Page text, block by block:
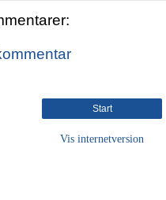
Start
Vis internetversion